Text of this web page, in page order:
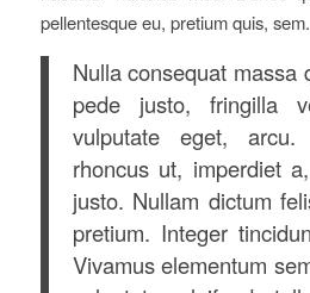
pellentesque eu, pretium quis, sem.
Nulla consequat massa
pede justo, fringilla
vulputate eget,
rhoncus ut, imperdiet
justo. Nullam dictum
pretium. Integer
Vivamus elementum